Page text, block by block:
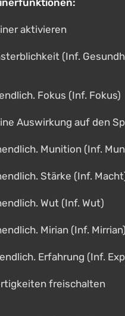
aktivieren
(Inf.
Fokus (Inf. Fokus)
Auswirkung auf den
Munition (Inf.
Stärke (Inf.
Wut (Inf. Wut)
Mirian (Inf. Mirrian)
Erfahrung (Inf.
freischalten